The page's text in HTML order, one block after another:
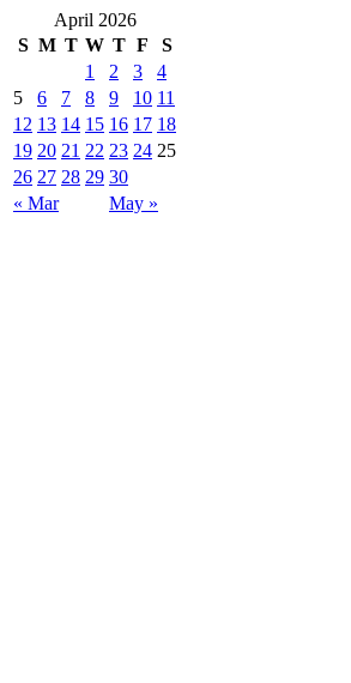
April 2026
S M T W T F S
« Mar May »
1 2 3
4
5
6 7 8 9 10 11
12 13 14 15 16 17 18
19 20 21 22 23 24 25
26 27 28 29 30